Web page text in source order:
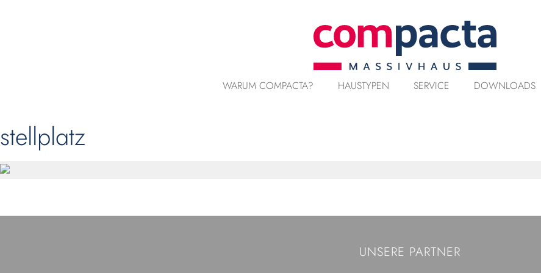
WARUM COMPACTA? HAUSTYPEN SERVICE DOWNLOADS
stellplatz
UNSERE PARTNER